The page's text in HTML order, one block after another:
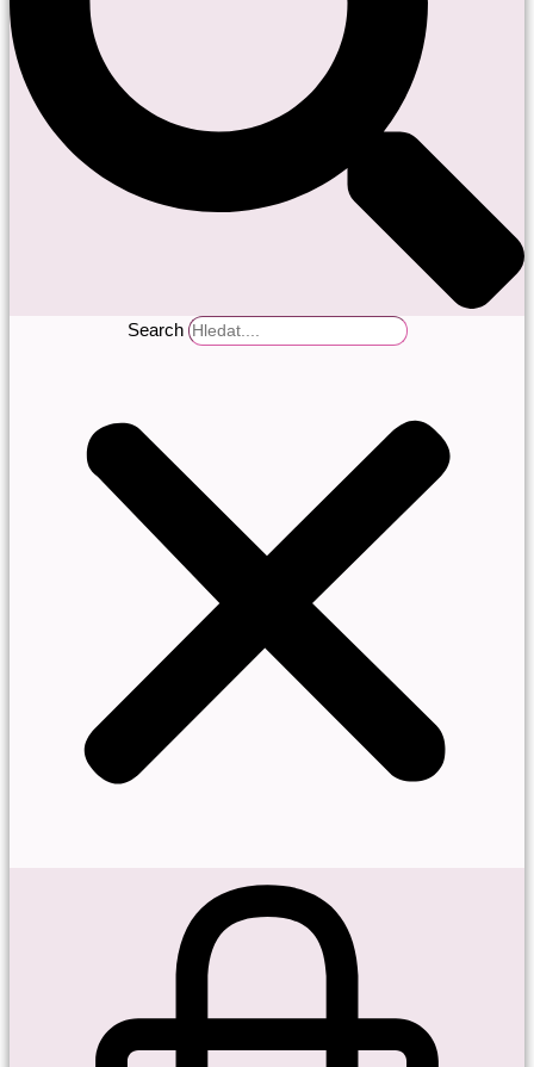
Search